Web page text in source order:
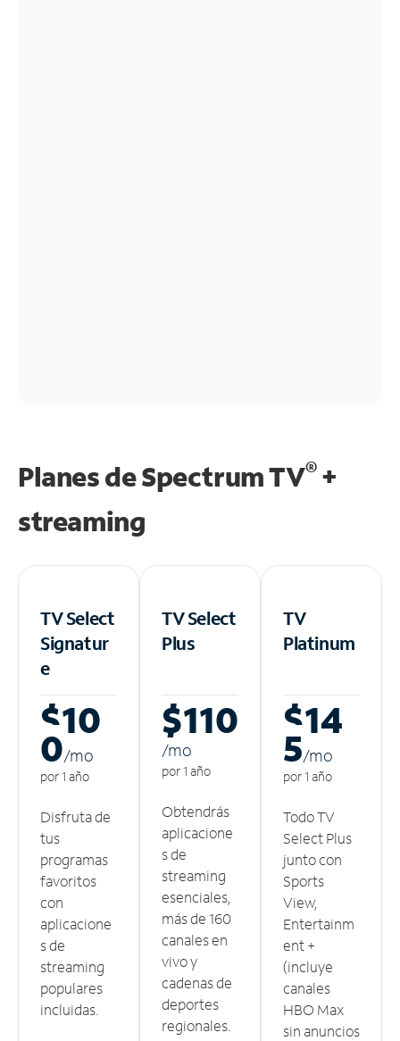
Planes de Spectrum TV®+
streaming
TV Select
Signatur
e
$10
0/mo
por 1 año
Disfruta de
tus
programas
favoritos
con
aplicacione
s de
streaming
populares
incluidas.
TV Select
Plus
$110
/mo
por 1 año
Obtendrás
aplicacione
s de
streaming
esenciales,
más de 160
canales en
vivo y
cadenas de
deportes
regionales.
TV
Platinum
$14
5/mo
por 1 año
Todo TV
Select Plus
junto con
Sports
View,
Entertainm
ent +
(incluye
canales
HBO Max
sin anuncios